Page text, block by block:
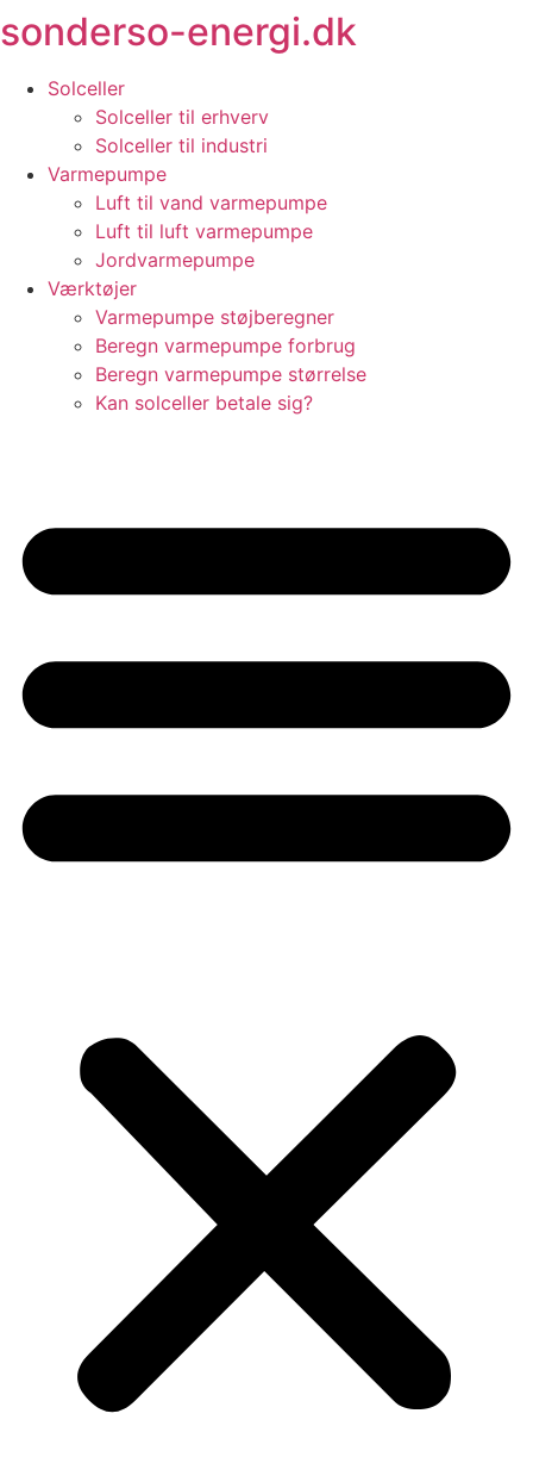
Videre
til
indhold
sonderso-energi.dk
Solceller
Solceller til erhverv
Solceller til industri
Varmepumpe
Luft til vand varmepumpe
Luft til luft varmepumpe
Jordvarmepumpe
Værktøjer
Varmepumpe støjberegner
Beregn varmepumpe forbrug
Beregn varmepumpe størrelse
Kan solceller betale sig?